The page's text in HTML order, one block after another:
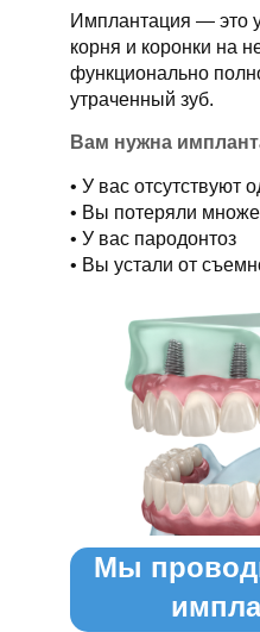
Имплантация — это
корня и коронки на
функционально
утраченный зуб.
Вам нужна
У вас отсутствуют
Вы потеряли
У вас пародонтоз
Вы устали от
Мы